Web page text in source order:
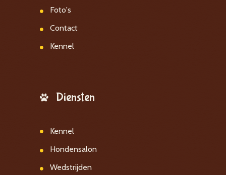
Foto's
Contact
Kennel
Diensten
Kennel
Hondensalon
Wedstrijden